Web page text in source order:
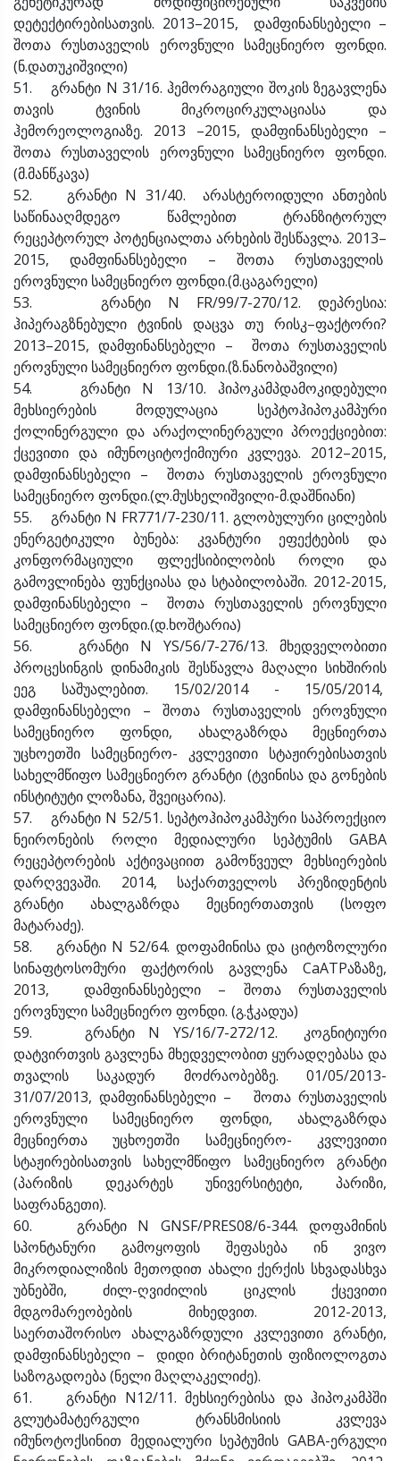
დეტექტირებისათვის. 2013–2015, დამფინანსებელი –
შოთა რუსთაველის ეროვნული სამეცნიერო ფონდი.
(ნ.დათუკიშვილი)
51. გრანტი N 31/16. ჰემორაგიული შოკის ზეგავლენა
თავის ტვინის მიკროცირკულაციასა და
ჰემორეოლოგიაზე. 2013 –2015, დამფინანსებელი –
შოთა რუსთაველის ეროვნული სამეცნიერო ფონდი.
(მ.მანწკავა)
52. გრანტი N 31/40. არასტეროიდული ანთების
საწინააღმდეგო წამლებით ტრანზიტორულ
რეცეპტორულ პოტენციალთა არხების შესწავლა. 2013–
2015, დამფინანსებელი – შოთა რუსთაველის
ეროვნული სამეცნიერო ფონდი.(მ.ცაგარელი)
53. გრანტი N FR/99/7-270/12. დეპრესია:
ჰიპერაგზნებული ტვინის დაცვა თუ რისკ–ფაქტორი?
2013–2015, დამფინანსებელი – შოთა რუსთაველის
ეროვნული სამეცნიერო ფონდი.(ზ.ნანობაშვილი)
54. გრანტი N 13/10. ჰიპოკამპდამოკიდებული
მეხსიერების მოდულაცია სეპტოჰიპოკამპური
ქოლინერგული და არაქოლინერგული პროექციებით:
ქცევითი და იმუნოციტოქიმიური კვლევა. 2012–2015,
დამფინანსებელი – შოთა რუსთაველის ეროვნული
სამეცნიერო ფონდი.(ლ.მუსხელიშვილი-მ.დაშნიანი)
55. გრანტი N FR771/7-230/11. გლობულური ცილების
ენერგეტიკული ბუნება: კვანტური ეფექტების და
კონფორმაციული ფლექსიბილობის როლი და
გამოვლინება ფუნქციასა და სტაბილობაში. 2012-2015,
დამფინანსებელი – შოთა რუსთაველის ეროვნული
სამეცნიერო ფონდი.(დ.ხოშტარია)
56. გრანტი N YS/56/7-276/13. მხედველობითი
პროცესინგის დინამიკის შესწავლა მაღალი სიხშირის
ეეგ საშუალებით. 15/02/2014 - 15/05/2014,
დამფინანსებელი – შოთა რუსთაველის ეროვნული
სამეცნიერო ფონდი, ახალგაზრდა მეცნიერთა
უცხოეთში სამეცნიერო- კვლევითი სტაჟირებისათვის
სახელმწიფო სამეცნიერო გრანტი (ტვინისა და გონების
ინსტიტუტი ლოზანა, შვეიცარია).
57. გრანტი N 52/51. სეპტოჰიპოკამპური საპროექციო
ნეირონების როლი მედიალური სეპტუმის GABA
რეცეპტორების აქტივაციით გამოწვეულ მეხსიერების
დარღვევაში. 2014, საქართველოს პრეზიდენტის
გრანტი ახალგაზრდა მეცნიერთათვის (სოფო
მატარაძე).
58. გრანტი N 52/64. დოფამინისა და ციტოზოლური
სინაფტოსომური ფაქტორის გავლენა CaATPაზაზე,
2013, დამფინანსებელი – შოთა რუსთაველის
ეროვნული სამეცნიერო ფონდი. (გ.ჭკადუა)
59. გრანტი N YS/16/7-272/12. კოგნიტიური
დატვირთვის გავლენა მხედველობით ყურადღებასა და
თვალის საკადურ მოძრაობებზე. 01/05/2013-
31/07/2013, დამფინანსებელი – შოთა რუსთაველის
ეროვნული სამეცნიერო ფონდი, ახალგაზრდა
მეცნიერთა უცხოეთში სამეცნიერო- კვლევითი
სტაჟირებისათვის სახელმწიფო სამეცნიერო გრანტი
(პარიზის დეკარტეს უნივერსიტეტი, პარიზი,
საფრანგეთი).
60. გრანტი N GNSF/PRES08/6-344. დოფამინის
სპონტანური გამოყოფის შეფასება ინ ვივო
მიკროდიალიზის მეთოდით ახალი ქერქის სხვადასხვა
უბნებში, ძილ-ღვიძილის ციკლის ქცევითი
მდგომარეობების მიხედვით. 2012-2013,
საერთაშორისო ახალგაზრდული კვლევითი გრანტი,
დამფინანსებელი – დიდი ბრიტანეთის ფიზიოლოგთა
საზოგადოება (ნელი მაღლაკელიძე).
61. გრანტი N12/11. მეხსიერებისა და ჰიპოკამპში
გლუტამატერგული ტრანსმისიის კვლევა
იმუნოტოქსინით მედიალური სეპტუმის GABA-ერგული